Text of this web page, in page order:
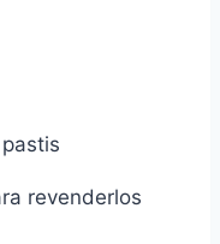
revenderlos